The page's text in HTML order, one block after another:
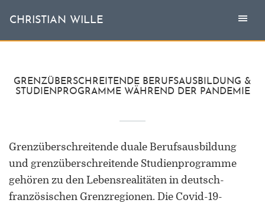
CHRISTIAN WILLE
Toggle
Aktuell
Publikationen
Vita
CHRISTIAN WILLE
GRENZÜBERSCHREITENDE BERUFSAUSBILDUNG &
STUDIENPROGRAMME WÄHREND DER PANDEMIE
Grenzüberschreitende duale Berufsausbildung
und grenzüberschreitende Studienprogramme
gehören zu den Lebensrealitäten in deutsch-
französischen Grenzregionen. Die Covid-19-